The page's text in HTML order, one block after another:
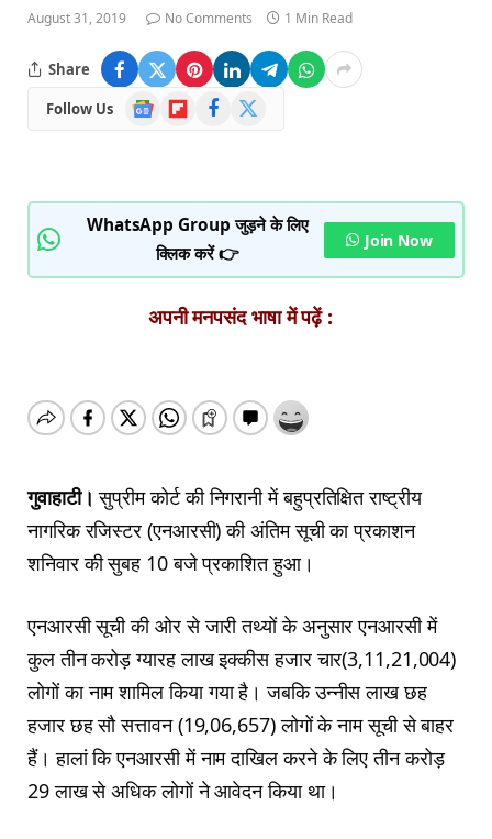
August 31, 2019 No Comments 1 Min Read
Share
Follow Us
Google
News
FlipboardFacebook
WhatsApp Group जुड़ने के लिए
क्लिक करें 👉
Join Now
अपनी मनपसंद भाषा में पढ़ें :
गुवाहाटी। सुप्रीम कोर्ट की निगरानी में बहुप्रतिक्षित राष्ट्रीय
नागरिक रजिस्टर (एनआरसी) की अंतिम सूची का प्रकाशन
शनिवार की सुबह 10 बजे प्रकाशित हुआ।
एनआरसी सूची की ओर से जारी तथ्यों के अनुसार एनआरसी में
कुल तीन करोड़ ग्यारह लाख इक्कीस हजार चार(3,11,21,004)
लोगों का नाम शामिल किया गया है। जबकि उन्नीस लाख छह
हजार छह सौ सत्तावन (19,06,657) लोगों के नाम सूची से बाहर
हैं। हालां कि एनआरसी में नाम दाखिल करने के लिए तीन करोड़
29 लाख से अधिक लोगों ने आवेदन किया था।